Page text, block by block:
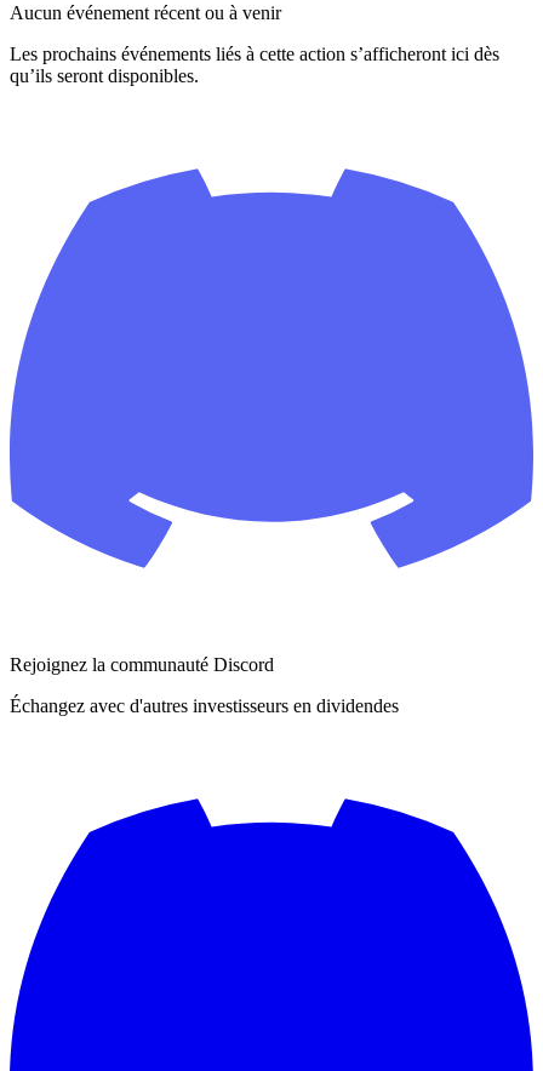
Aucun événement récent ou à venir
Les prochains événements liés à cette action s’afficheront ici dès
qu’ils seront disponibles.
Rejoignez la communauté Discord
Échangez avec d'autres investisseurs en dividendes